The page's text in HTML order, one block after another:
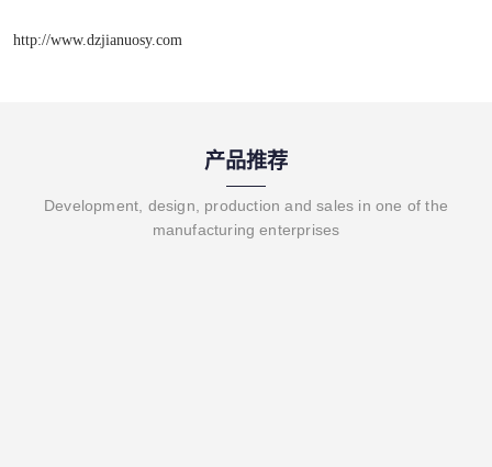
http://www.dzjianuosy.com
产品推荐
Development, design, production and sales in one of the
manufacturing enterprises